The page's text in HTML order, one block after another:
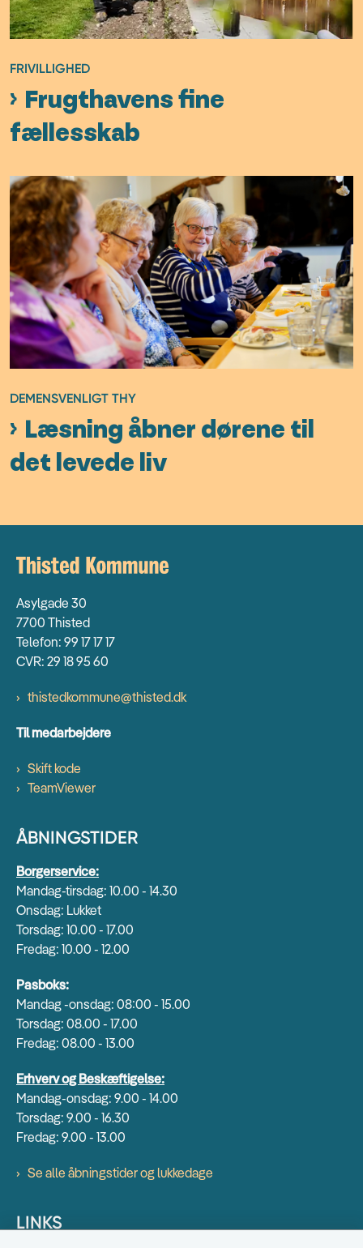
FRIVILLIGHED
Frugthavens fine
fællesskab
DEMENSVENLIGT THY
Læsning åbner dørene til
det levede liv
Asylgade 30
7700 Thisted
Telefon: 99 17 17 17
CVR: 29 18 95 60
thistedkommune@thisted.dk
Til medarbejdere
Skift kode
TeamViewer
ÅBNINGSTIDER
Borgerservice:
Mandag-tirsdag: 10.00 - 14.30
Onsdag: Lukket
Torsdag: 10.00 - 17.00
Fredag: 10.00 - 12.00
Pasboks:
Mandag -onsdag: 08:00 - 15.00
Torsdag: 08.00 - 17.00
Fredag: 08.00 - 13.00
Erhverv og Beskæftigelse:
Mandag-onsdag: 9.00 - 14.00
Torsdag: 9.00 - 16.30
Fredag: 9.00 - 13.00
Se alle åbningstider og lukkedage
LINKS